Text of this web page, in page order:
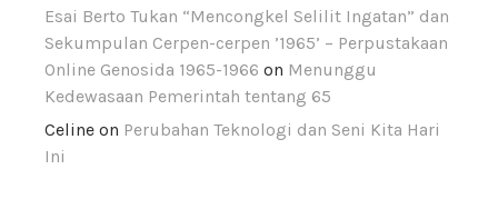
Esai Berto Tukan “Mencongkel Selilit Ingatan” dan
Sekumpulan Cerpen-cerpen ’1965’ – Perpustakaan
Online Genosida 1965-1966 on Menunggu
Kedewasaan Pemerintah tentang 65
Celine on Perubahan Teknologi dan Seni Kita Hari
Ini